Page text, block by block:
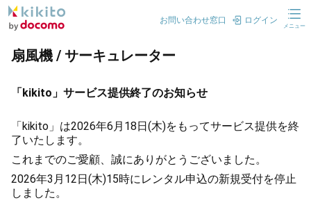
お問い合わせ窓口 ログイン
メニュー
扇風機 / サーキュレーター
「kikito」サービス提供終了のお知らせ
「kikito」は2026年6月18日(木)をもってサービス提供を終
了いたします。
これまでのご愛顧、誠にありがとうございました。
2026年3月12日(木)15時にレンタル申込の新規受付を停止
しました。